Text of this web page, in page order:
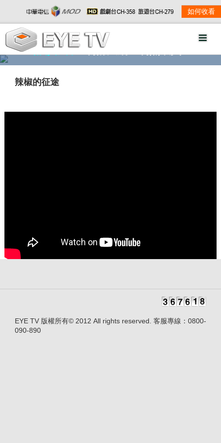
如何收看
精彩影音 劇情大綱
辣椒的征途
EYE TV 版權所有© 2012 All rights reserved. 客服專線：0800-
090-890